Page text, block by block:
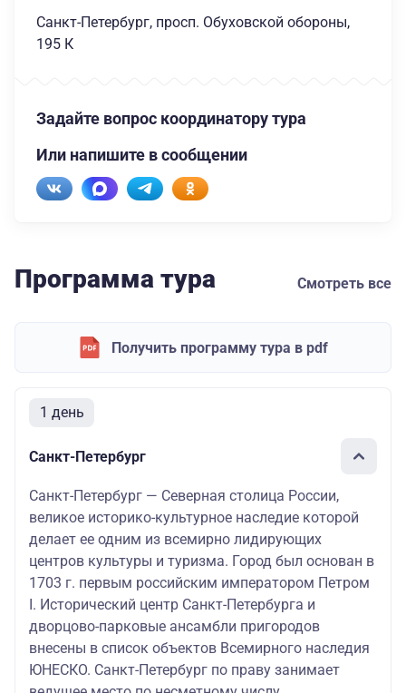
Санкт-Петербург, просп. Обуховской обороны,
195 К
Задайте вопрос координатору тура
Или напишите в сообщении
Программа тура Смотреть все
Получить программу тура в pdf
1 день
Санкт-Петербург
Санкт-Петербург — Северная столица России,
великое историко-культурное наследие которой
делает ее одним из всемирно лидирующих
центров культуры и туризма. Город был основан в
1703 г. первым российским императором Петром
I. Исторический центр Санкт-Петербурга и
дворцово-парковые ансамбли пригородов
внесены в список объектов Всемирного наследия
ЮНЕСКО. Санкт-Петербург по праву занимает